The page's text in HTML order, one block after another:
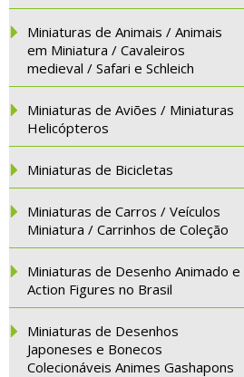
Miniaturas de Animais / Animais
em Miniatura / Cavaleiros
medieval / Safari e Schleich
Miniaturas de Aviões / Miniaturas
Helicópteros
Miniaturas de Bicicletas
Miniaturas de Carros / Veículos
Miniatura / Carrinhos de Coleção
Miniaturas de Desenho Animado e
Action Figures no Brasil
Miniaturas de Desenhos
Japoneses e Bonecos
Colecionáveis Animes Gashapons